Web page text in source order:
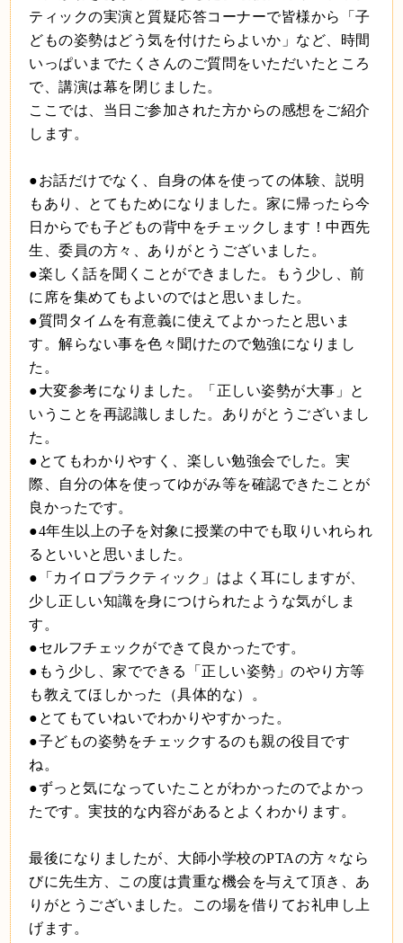
ティックの実演と質疑応答コーナーで皆様から「子
どもの姿勢はどう気を付けたらよいか」など、時間
いっぱいまでたくさんのご質問をいただいたところ
で、講演は幕を閉じました。
ここでは、当日ご参加された方からの感想をご紹介
します。
●お話だけでなく、自身の体を使っての体験、説明
もあり、とてもためになりました。家に帰ったら今
日からでも子どもの背中をチェックします！中西先
生、委員の方々、ありがとうございました。
●楽しく話を聞くことができました。もう少し、前
に席を集めてもよいのではと思いました。
●質問タイムを有意義に使えてよかったと思いま
す。解らない事を色々聞けたので勉強になりまし
た。
●大変参考になりました。「正しい姿勢が大事」と
いうことを再認識しました。ありがとうございまし
た。
●とてもわかりやすく、楽しい勉強会でした。実
際、自分の体を使ってゆがみ等を確認できたことが
良かったです。
●4年生以上の子を対象に授業の中でも取りいれられ
るといいと思いました。
●「カイロプラクティック」はよく耳にしますが、
少し正しい知識を身につけられたような気がしま
す。
●セルフチェックができて良かったです。
●もう少し、家でできる「正しい姿勢」のやり方等
も教えてほしかった（具体的な）。
●とてもていねいでわかりやすかった。
●子どもの姿勢をチェックするのも親の役目です
ね。
●ずっと気になっていたことがわかったのでよかっ
たです。実技的な内容があるとよくわかります。
最後になりましたが、大師小学校のPTAの方々なら
びに先生方、この度は貴重な機会を与えて頂き、あ
りがとうございました。この場を借りてお礼申し上
げます。